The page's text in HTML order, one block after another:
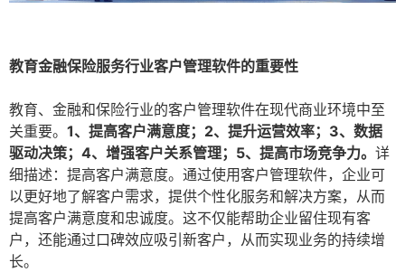
教育金融保险服务行业客户管理软件的重要性
教育、金融和保险行业的客户管理软件在现代商业环境中至
关重要。 1、提高客户满意度；2、提升运营效率；3、数据
驱动决策；4、增强客户关系管理；5、提高市场竞争力。 详
细描述：提高客户满意度。通过使用客户管理软件，企业可
以更好地了解客户需求，提供个性化服务和解决方案，从而
提高客户满意度和忠诚度。这不仅能帮助企业留住现有客
户，还能通过口碑效应吸引新客户，从而实现业务的持续增
长。